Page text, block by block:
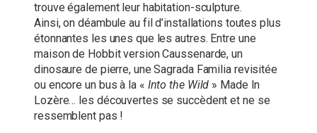
trouve également leur habitation-sculpture.
Ainsi, on déambule au fil d’installations toutes plus
étonnantes les unes que les autres. Entre une
maison de Hobbit version Caussenarde, un
dinosaure de pierre, une Sagrada Familia revisitée
ou encore un bus à la « Into the Wild » Made In
Lozère… les découvertes se succèdent et ne se
ressemblent pas !